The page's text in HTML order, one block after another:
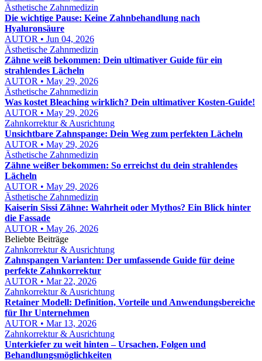
Ästhetische Zahnmedizin
Die wichtige Pause: Keine Zahnbehandlung nach
Hyaluronsäure
AUTOR • Jun 04, 2026
Ästhetische Zahnmedizin
Zähne weiß bekommen: Dein ultimativer Guide für ein
strahlendes Lächeln
AUTOR • May 29, 2026
Ästhetische Zahnmedizin
Was kostet Bleaching wirklich? Dein ultimativer Kosten-Guide!
AUTOR • May 29, 2026
Zahnkorrektur & Ausrichtung
Unsichtbare Zahnspange: Dein Weg zum perfekten Lächeln
AUTOR • May 29, 2026
Ästhetische Zahnmedizin
Zähne weißer bekommen: So erreichst du dein strahlendes
Lächeln
AUTOR • May 29, 2026
Ästhetische Zahnmedizin
Kaiserin Sissi Zähne: Wahrheit oder Mythos? Ein Blick hinter
die Fassade
AUTOR • May 26, 2026
Beliebte Beiträge
Zahnkorrektur & Ausrichtung
Zahnspangen Varianten: Der umfassende Guide für deine
perfekte Zahnkorrektur
AUTOR • Mar 22, 2026
Zahnkorrektur & Ausrichtung
Retainer Modell: Definition, Vorteile und Anwendungsbereiche
für Ihr Unternehmen
AUTOR • Mar 13, 2026
Zahnkorrektur & Ausrichtung
Unterkiefer zu weit hinten – Ursachen, Folgen und
Behandlungsmöglichkeiten